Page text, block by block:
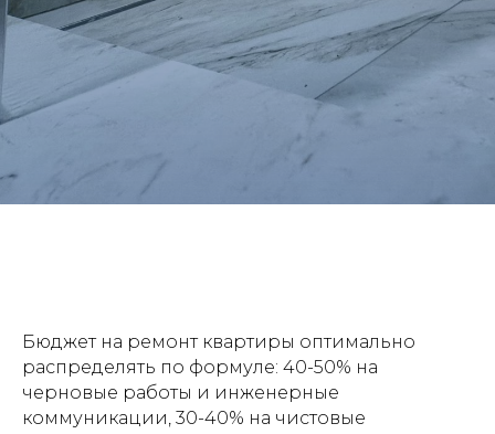
Бюджет на ремонт квартиры оптимально
распределять по формуле: 40-50% на
черновые работы и инженерные
коммуникации, 30-40% на чистовые